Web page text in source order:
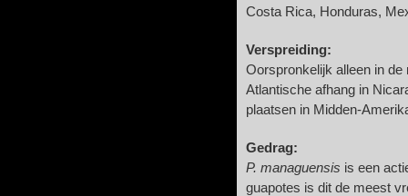
Costa Rica, Honduras,
Verspreiding:
Oorspronkelijk alleen in
Atlantische afhang in
plaatsen in Midden-
Gedrag:
P. managuensis is een
guapotes is dit de meest